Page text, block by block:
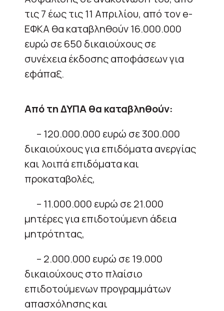
τις 7 έως τις 11 Απριλίου, από τον e-
ΕΦΚΑ θα καταβληθούν 16.000.000
ευρώ σε 650 δικαιούχους σε
συνέχεια έκδοσης αποφάσεων για
εφάπαξ.
Από τη ΔΥΠΑ θα καταβληθούν:
– 120.000.000 ευρώ σε 300.000
δικαιούχους για επιδόματα ανεργίας
και λοιπά επιδόματα και
προκαταβολές,
– 11.000.000 ευρώ σε 21.000
μητέρες για επιδοτούμενη άδεια
μητρότητας,
– 2.000.000 ευρώ σε 19.000
δικαιούχους στο πλαίσιο
επιδοτούμενων προγραμμάτων
απασχόλησης και